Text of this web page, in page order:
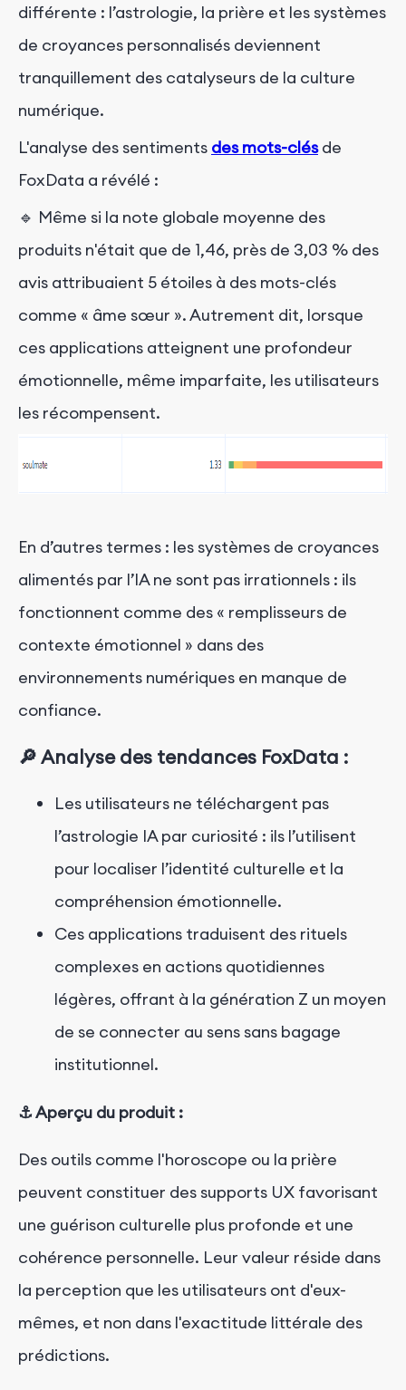
différente : l’astrologie, la prière et les systèmes
de croyances personnalisés deviennent
tranquillement des catalyseurs de la culture
numérique.
L'analyse des sentiments des mots-clésde
FoxData a révélé :
🔹 Même si la note globale moyenne des
produits n'était que de 1,46, près de 3,03 % des
avis attribuaient 5 étoiles à des mots-clés
comme « âme sœur ». Autrement dit, lorsque
ces applications atteignent une profondeur
émotionnelle, même imparfaite, les utilisateurs
les récompensent.
En d’autres termes : les systèmes de croyances
alimentés par l’IA ne sont pas irrationnels : ils
fonctionnent comme des « remplisseurs de
contexte émotionnel » dans des
environnements numériques en manque de
confiance.
🔎 Analyse des tendances FoxData :
Les utilisateurs ne téléchargent pas
l’astrologie IA par curiosité : ils l’utilisent
pour localiser l’identité culturelle et la
compréhension émotionnelle.
Ces applications traduisent des rituels
complexes en actions quotidiennes
légères, offrant à la génération Z un moyen
de se connecter au sens sans bagage
institutionnel.
⚓ Aperçu du produit :
Des outils comme l'horoscope ou la prière
peuvent constituer des supports UX favorisant
une guérison culturelle plus profonde et une
cohérence personnelle. Leur valeur réside dans
la perception que les utilisateurs ont d'eux-
mêmes, et non dans l'exactitude littérale des
prédictions.